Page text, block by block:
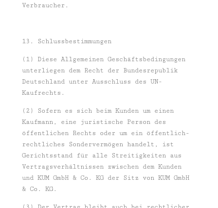
Verbraucher.
13. Schlussbestimmungen
(1) Diese Allgemeinen Geschäftsbedingungen
unterliegen dem Recht der Bundesrepublik
Deutschland unter Ausschluss des UN-
Kaufrechts.
(2) Sofern es sich beim Kunden um einen
Kaufmann, eine juristische Person des
öffentlichen Rechts oder um ein öffentlich-
rechtliches Sondervermögen handelt, ist
Gerichtsstand für alle Streitigkeiten aus
Vertragsverhältnissen zwischen dem Kunden
und KUM GmbH & Co. KG der Sitz von KUM GmbH
& Co. KG.